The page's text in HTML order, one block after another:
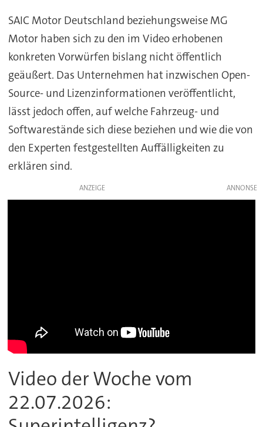
SAIC Motor Deutschland beziehungsweise MG
Motor haben sich zu den im Video erhobenen
konkreten Vorwürfen bislang nicht öffentlich
geäußert. Das Unternehmen hat inzwischen Open-
Source- und Lizenzinformationen veröffentlicht,
lässt jedoch offen, auf welche Fahrzeug- und
Softwarestände sich diese beziehen und wie die von
den Experten festgestellten Auffälligkeiten zu
erklären sind.
ANZEIGE
Video der Woche vom
22.07.2026: